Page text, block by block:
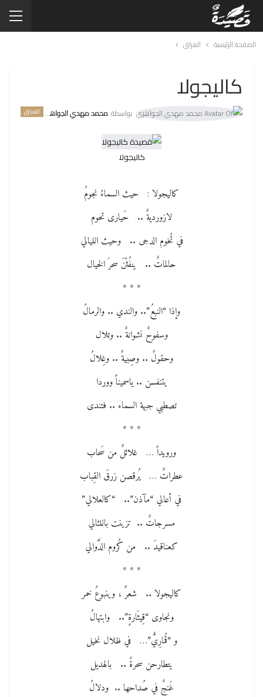
الصفحة الرئيسية العراق
كاليجولا
العراق بواسطة محمد مهدي الجواهري
كاليجولا
كاليجولا : حيث السماءُ نجومُ
لازورديةٌ .. حَيارى تحوم
في تُخوم الدجى .. وحيث الليالي
حالماتٌ .. ينفُثْنَ سحرَ الخيال
* * *
وإذا “النبعُ”.. والندي .. والرمالُ
وسفوحٌ نشوانةٌ .. وتلال
وحقولٌ .. وصِبيةٌ .. وغِلالُ
يتنفسن .. ياسميناً ووردا
تصطبي جبهة السماء .. فتندى
* * *
ورويداً … غلائلٌ من سَحاب
عطراتٌ … يُرقصن زرقَ القِباب
في أعالي “مآذن”.. “كالعلالي”
مسرجاتٌ .. تزينت باللئالي
كعناقيدَ .. من كُروم الدَّوالي
* * *
كاليجولا .. شعرٌ ، وينبوعُ خمر
ونجاوى “قِيثَارةٍ”.. وابتهالُ
و “قُمارِيُّ”… في ظلال نخيل
يتطارحن سحرةً .. بالهديل
غَنجٌ في صُداحها .. ودلالُ